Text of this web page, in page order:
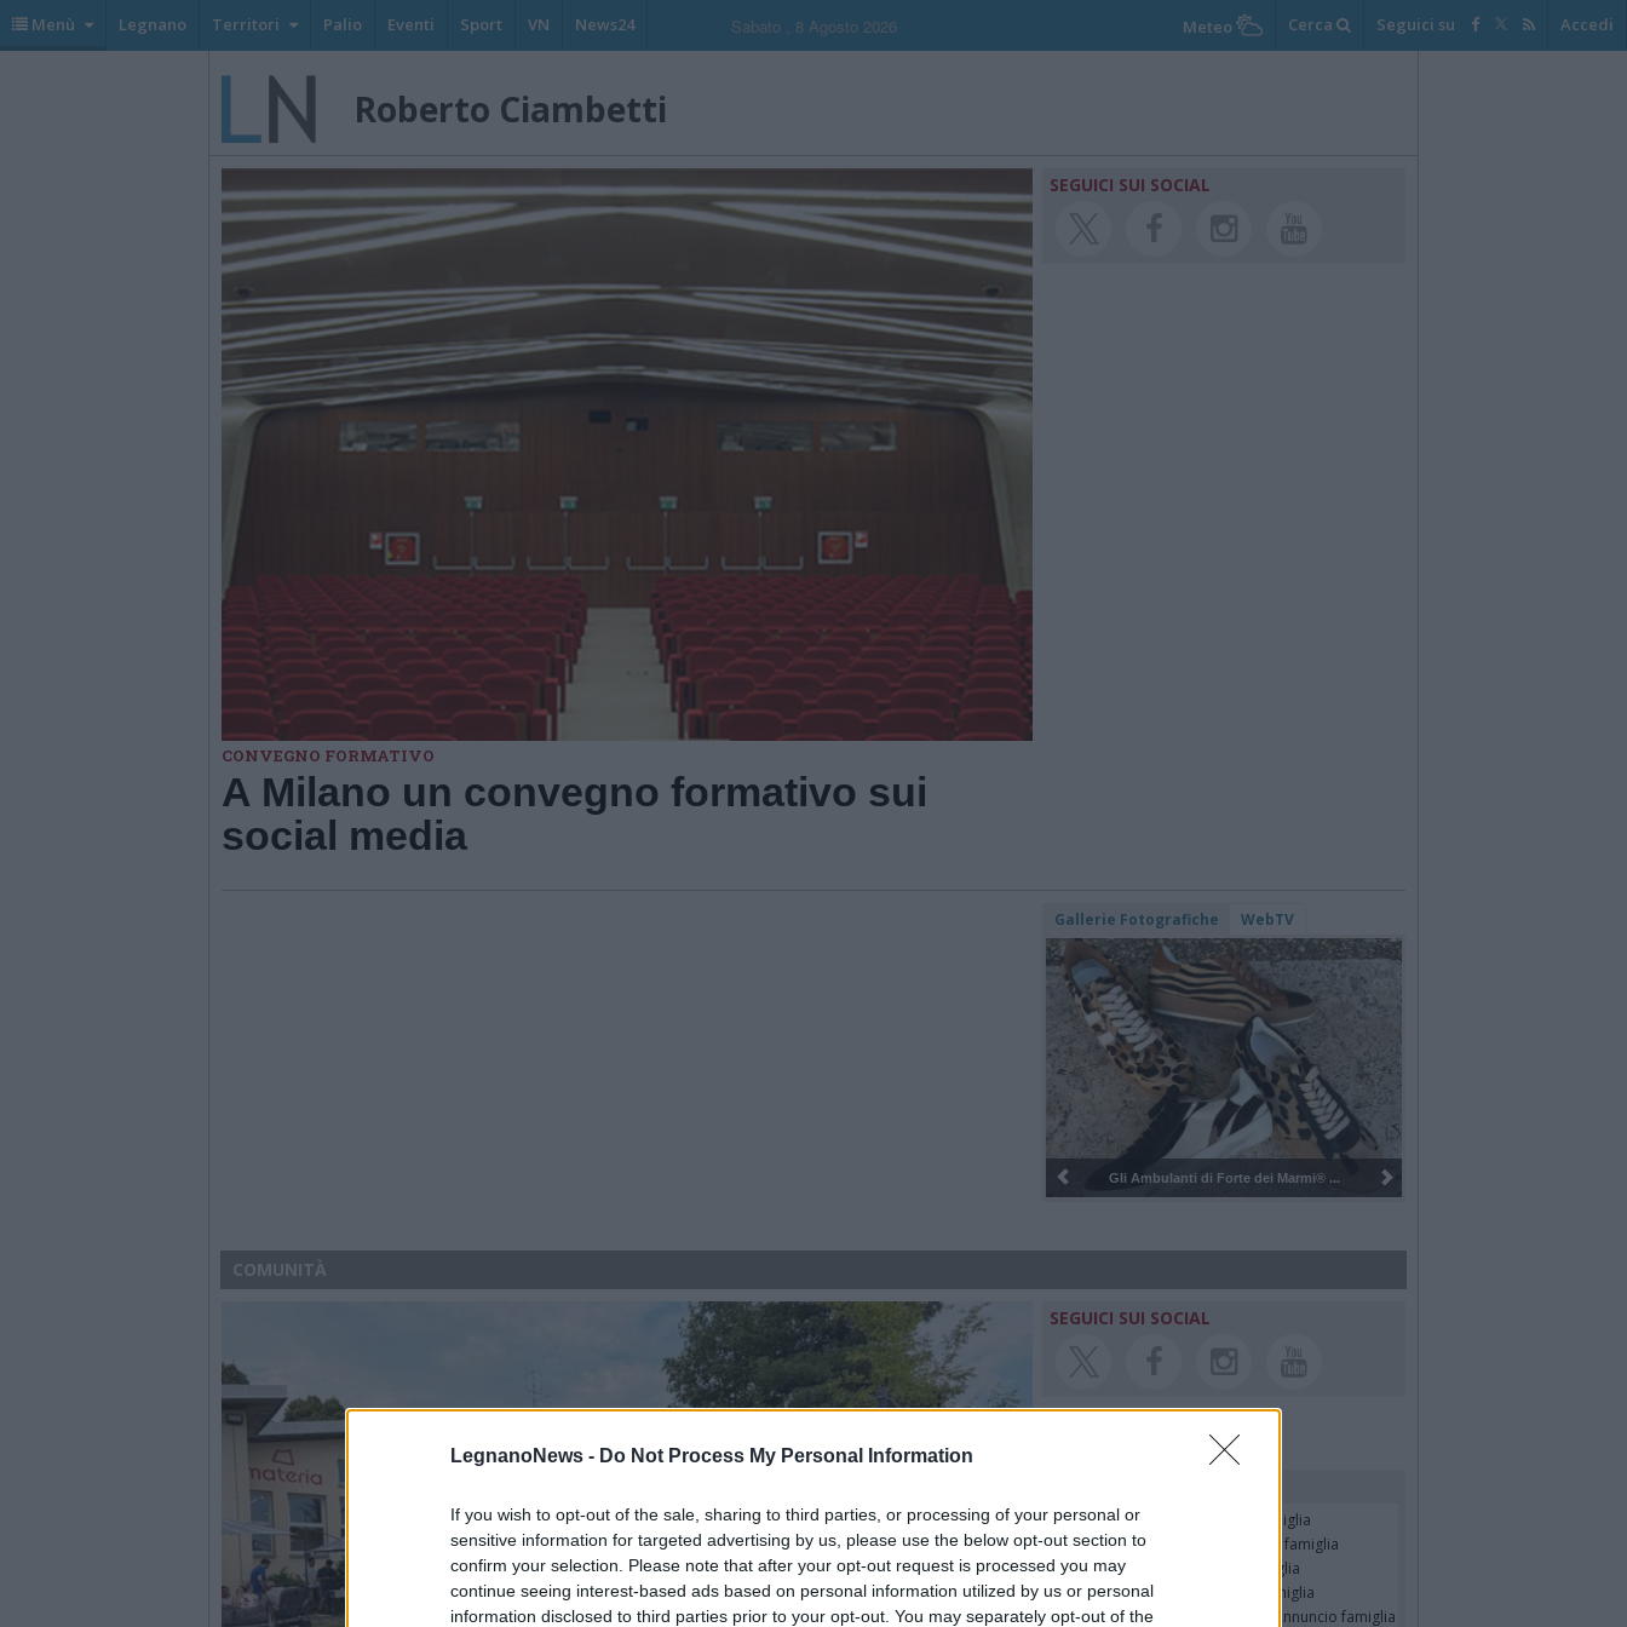
LegnanoNews - Do Not Process My Personal Information
If you wish to opt-out of the sale, sharing to third parties, or processing of your personal or
sensitive information for targeted advertising by us, please use the below opt-out section to
confirm your selection. Please note that after your opt-out request is processed you may
continue seeing interest-based ads based on personal information utilized by us or personal
information disclosed to third parties prior to your opt-out. You may separately opt-out of the
Menù Legnano Territori Palio Eventi Sport VN News24 Sabato , 8 Agosto 2026 Meteo Cerca Seguici su Accedi
Roberto Ciambetti
CONVEGNO FORMATIVO
A Milano un convegno formativo sui
social media
SEGUICI SUI SOCIAL
Gallerie Fotografiche WebTV
Pulizia del bosco del Rugareto a ...
COMUNITÀ
SEGUICI SUI SOCIAL
Valter Pulsinelli
- Annuncio famiglia
Alessando Colombo
- Annuncio famiglia
Giuseppe Fava
- Annuncio famiglia
PIETRO MALERBA
- Annuncio famiglia
Ginette Pedotti ved. Urbini
- Annuncio famiglia